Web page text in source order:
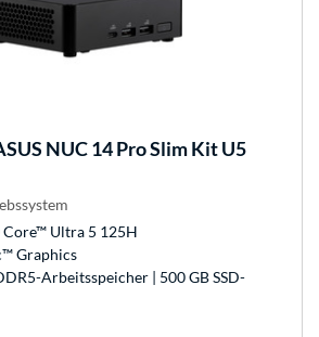
NUC 14 Pro Slim Kit U5
Ultra 5 125H
Graphics
Arbeitsspeicher | 500 GB SSD-